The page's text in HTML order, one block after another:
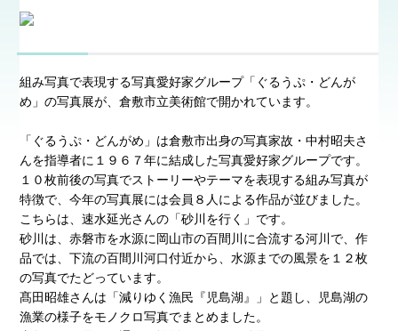
組み写真で表現する写真愛好家グループ「ぐるうぷ・どんが
め」の写真展が、倉敷市立美術館で開かれています。
「ぐるうぷ・どんがめ」は倉敷市出身の写真家故・中村昭夫さ
んを指導者に１９６７年に結成した写真愛好家グループです。
１０枚前後の写真でストーリーやテーマを表現する組み写真が
特徴で、今年の写真展には会員８人による作品が並びました。
こちらは、速水延光さんの「砂川を行く」です。
砂川は、赤磐市を水源に岡山市の百間川に合流する河川で、作
品では、下流の百間川河口付近から、水源までの風景を１２枚
の写真でたどっています。
髙田昭雄さんは「減りゆく漁民『児島湖』」と題し、児島湖の
漁業の様子をモノクロ写真でまとめました。